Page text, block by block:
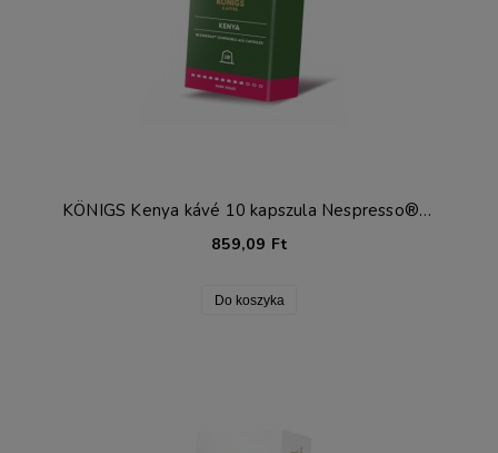
KÖNIGS Kenya kávé 10 kapszula Nespresso®-hoz*
859,09 Ft
Do koszyka